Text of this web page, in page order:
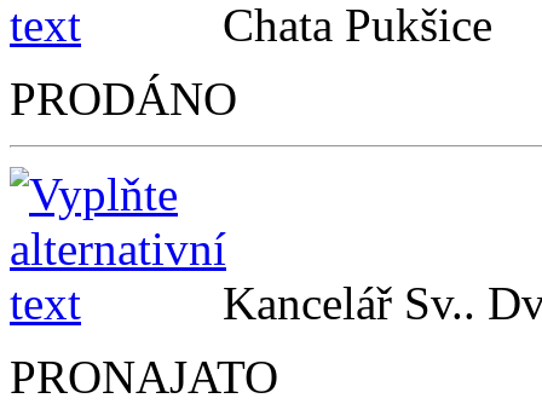
Chata
PRODÁNO
Kancelář Sv..
PRONAJATO